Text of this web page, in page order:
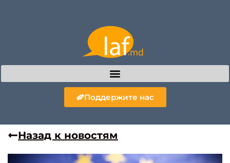
Поддержите нас
Назад к новостям